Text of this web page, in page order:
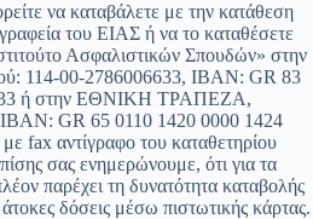
να καταβάλετε με την κατάθεση
του ΕΙΑΣ ή να το καταθέσετε
Ασφαλιστικών Σπουδών» στην
114-00-2786006633, IBAN: GR 83
ή στην ΕΘΝΙΚΗ ΤΡΑΠΕΖΑ,
GR 65 0110 1420 0000 1424
fax αντίγραφο του καταθετηρίου
σας ενημερώνουμε, ότι για τα
παρέχει τη δυνατότητα καταβολής
δόσεις μέσω πιστωτικής κάρτας.